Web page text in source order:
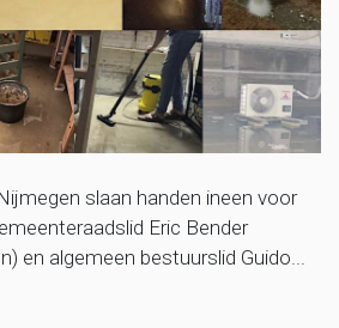
slaan handen ineen voor
Eric Bender
en algemeen bestuurslid Guido...